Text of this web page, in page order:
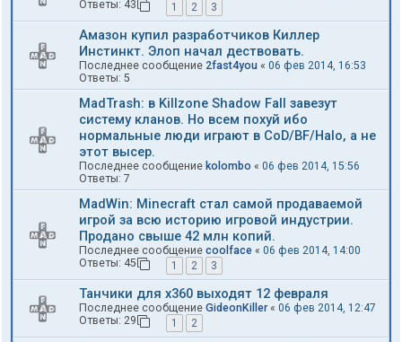
Ответы: 43 1 2 3
Амазон купил разработчиков Киллер
Инстинкт. Элоп начал дествовать.
Последнее сообщение 2fast4you « 06 фев 2014, 16:53
Ответы: 5
MadTrash: в Killzone Shadow Fall завезут
систему кланов. Но всем похуй ибо
нормальные люди играют в CoD/BF/Halo, а не
этот высер.
Последнее сообщение kolombo « 06 фев 2014, 15:56
Ответы: 7
MadWin: Minecraft стал самой продаваемой
игрой за всю историю игровой индустрии.
Продано свыше 42 млн копий.
Последнее сообщение coolface « 06 фев 2014, 14:00
Ответы: 45 1 2 3
Танчики для х360 выходят 12 февраля
Последнее сообщение GideonKiller« 06 фев 2014, 12:47
Ответы: 29 1 2